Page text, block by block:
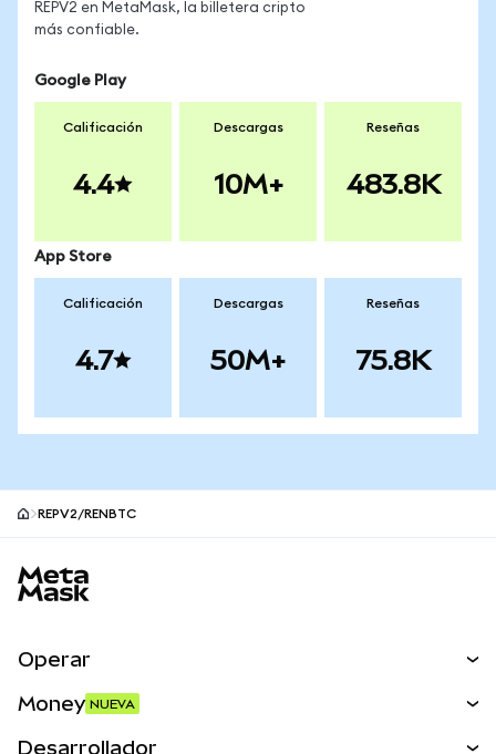
REPV2 en MetaMask, la billetera cripto
más confiable.
Google Play
Calificación
4.4
Descargas
10M+
Reseñas
483.8K
App Store
Calificación
4.7
Descargas
50M+
Reseñas
75.8K
REPV2/RENBTC
Operar
Money NUEVA
Desarrollador